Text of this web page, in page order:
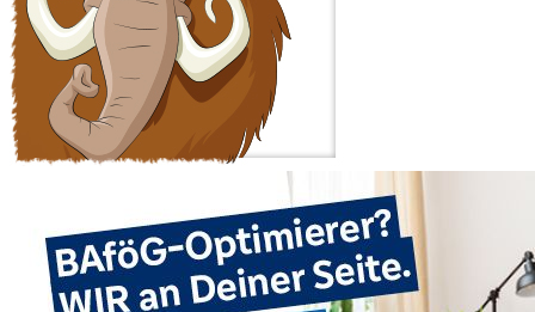
Ahlen TV